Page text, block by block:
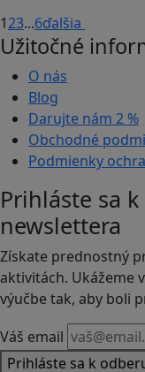
123...6ďalšia
Užitočné
O nás
Blog
Darujte nám 2 %
Obchodné
Podmienky
Prihláste sa
newslettera
Získate prednostný
aktivitách. Ukážeme
výučbe tak, aby boli
Váš email
Prihláste sa k